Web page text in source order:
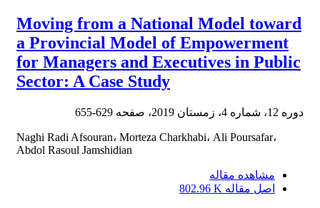
Moving from a National Model toward
a Provincial Model of Empowerment
for Managers and Executives in Public
Sector: A Case Study
دوره 12، شماره 4، زمستان 2019، صفحه 629-655
Naghi Radi Afsouran، Morteza Charkhabi، Ali Poursafar،
Abdol Rasoul Jamshidian
مشاهده مقاله
اصل مقاله 802.96 K